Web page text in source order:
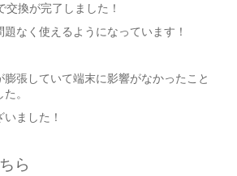
換が完了しました！
なく使えるようになっています！
張していて端末に影響がなかったこと
。
ました！
ら